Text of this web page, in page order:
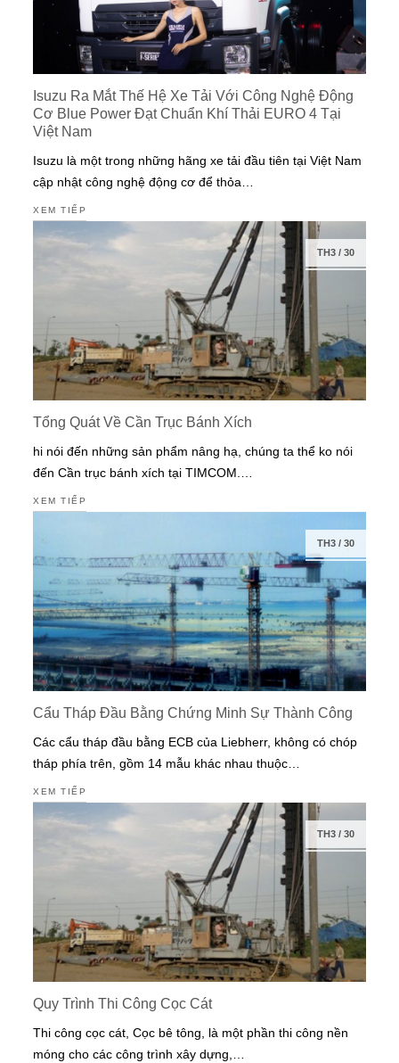
Isuzu Ra Mắt Thế Hệ Xe Tải Với Công Nghệ Động
Cơ Blue Power Đạt Chuẩn Khí Thải EURO 4 Tại
Việt Nam
Isuzu là một trong những hãng xe tải đầu tiên tại Việt Nam
cập nhật công nghệ động cơ để thỏa…
XEM TIẾP
TH3/ 30
Tổng Quát Về Cần Trục Bánh Xích
hi nói đến những sản phẩm nâng hạ, chúng ta thể ko nói
đến Cần trục bánh xích tại TIMCOM.…
XEM TIẾP
TH3/ 30
Cẩu Tháp Đầu Bằng Chứng Minh Sự Thành Công
Các cẩu tháp đầu bằng ECB của Liebherr, không có chóp
tháp phía trên, gồm 14 mẫu khác nhau thuộc…
XEM TIẾP
TH3/ 30
Quy Trình Thi Công Cọc Cát
Thi công cọc cát, Cọc bê tông, là một phần thi công nền
móng cho các công trình xây dựng,…